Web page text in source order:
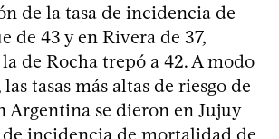
de la tasa de incidencia de
de 43 y en Rivera de 37,
de Rocha trepó a 42. A modo
tasas más altas de riesgo de
Argentina se dieron en Jujuy
de incidencia de mortalidad de